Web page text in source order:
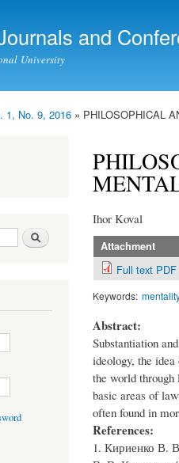
and
University
1, No. 9, 2016 » PHILOSOPHICAL
Search
Ihor Koval
Attachment
Full text PDF
Keywords:
Abstract:
Substantiation
ideology, the
the world through
basic areas of
often found in
References:
1. Кириенко В.